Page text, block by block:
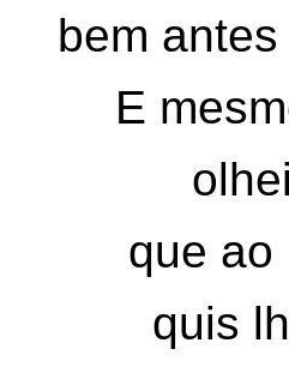
bem
E
que ao
quis